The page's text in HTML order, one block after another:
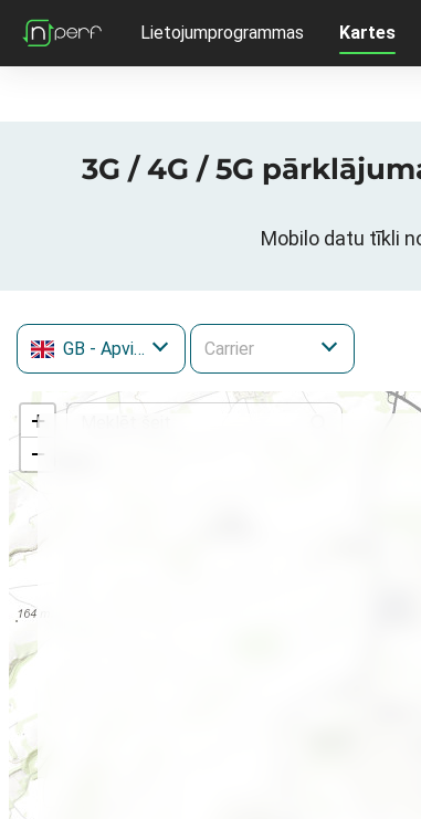
Lietojumprogrammas Kartes
3G / 4G / 5G
Mobilo datu tīkli
GB - Apvienotā Karaliste
+
−